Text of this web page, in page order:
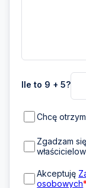
Ile to 9 + 5?
Chcę
Zgadzam
Akceptuję
osobowych